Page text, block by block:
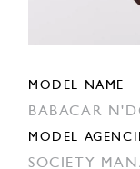
MODEL NAME
BABACAR
MODEL
SOCIETY